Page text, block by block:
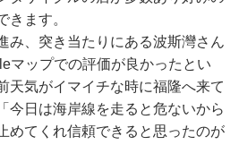
きます。
み、突き当たりにある波斯灣さん
マップでの評価が良かったとい
天気がイマイチな時に福隆へ来て
今日は海岸線を走ると危ないから
めてくれ信頼できると思ったのが